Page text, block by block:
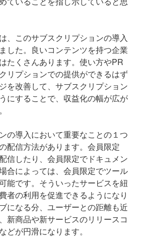
、このサブスクリプションの導入
した。良いコンテンツを持つ企業
たくさんあります。使い方やPR
リプションでの提供ができるはず
を改善して、サブスクリプション
にすることで、収益化の幅が広が
の導入において重要なことの１つ
配信方法があります。会員限定
信したり、会員限定でドキュメン
合によっては、会員限定でツール
能です。そういったサービスを紐
者の利用を促進できるようになり
になる分、ユーザーとの距離も近
新商品や新サービスのリリースコ
どが円滑になります。